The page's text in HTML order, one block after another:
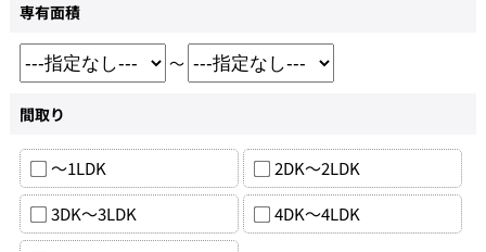
専有面積
～
間取り
～1LDK
2DK～2LDK
3DK～3LDK
4DK～4LDK